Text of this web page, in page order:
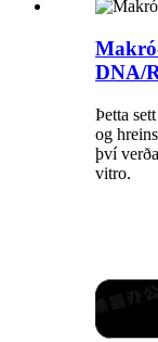
DNA/
Þetta
og
því
vitro.